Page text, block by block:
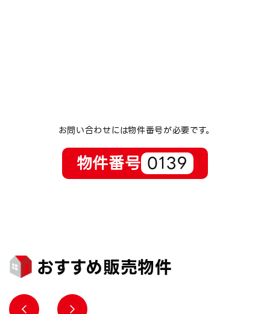
お問い合わせには物件番号が必要です。
物件番号 0139
おすすめ販売物件